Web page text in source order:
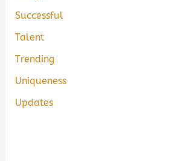
Successful
Talent
Trending
Uniqueness
Updates